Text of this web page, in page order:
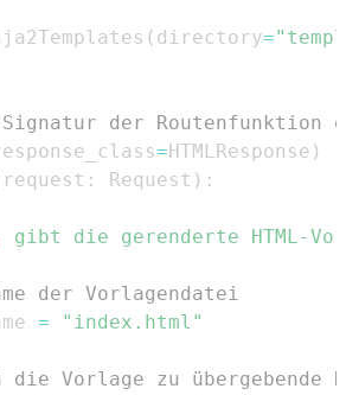
( directory=
der
=HTMLResponse )
request : Request ) :
der Vorlagendatei
= "index.html"
Vorlage zu übergebende